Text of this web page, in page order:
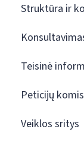
Struktūra ir
Teisinė
Peticijų
Veiklos sritys